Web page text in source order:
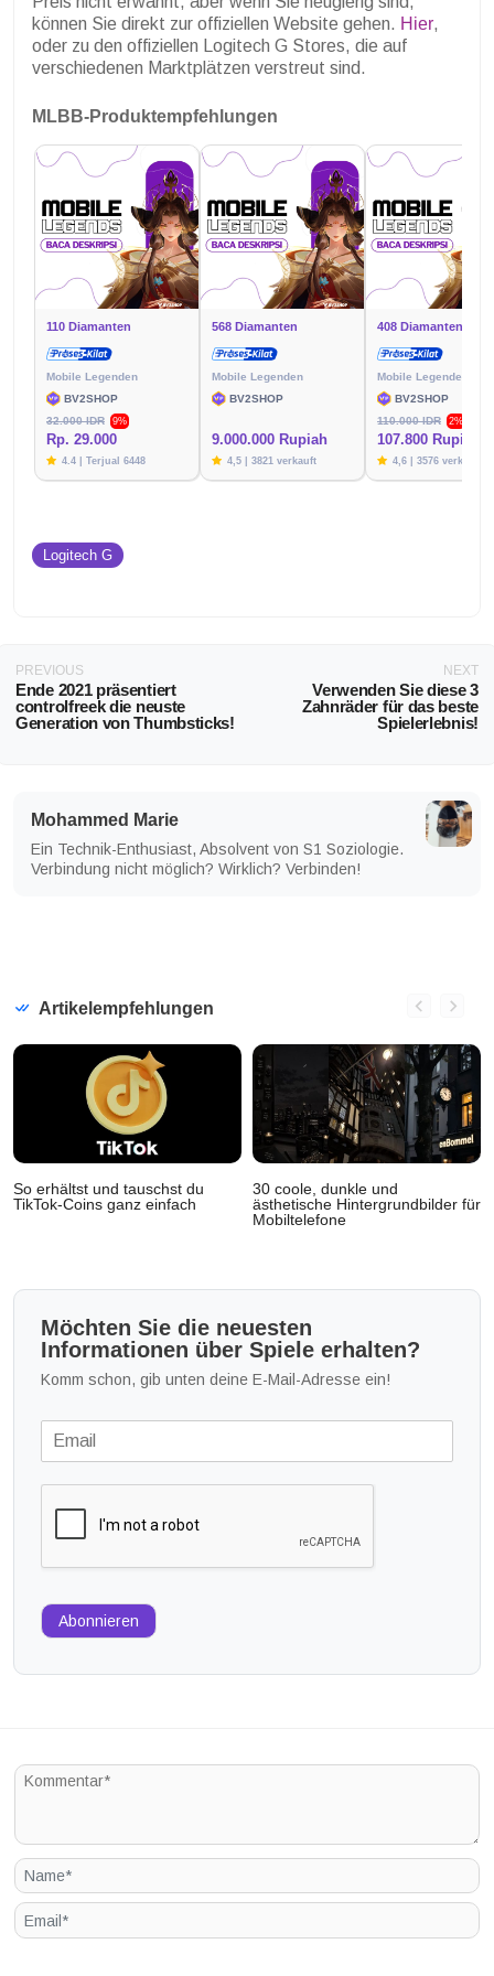
können Sie direkt zur offiziellen Website gehen. Hier,
oder zu den offiziellen Logitech G Stores, die auf
verschiedenen Marktplätzen verstreut sind.
MLBB-Produktempfehlungen
110 Diamanten
Mobile Legenden
BV2SHOP
32.000 IDR
9%
Rp. 29.000
4.4 | Terjual 6448
568 Diamanten
Mobile Legenden
BV2SHOP
9.000.000 Rupiah
4,5 | 3821 verkauft
408 Diamanten
Mobile Legenden
BV2SHOP
110.000 IDR
2%
107.800 Rupien
4,6 | 3576 verkauft
Logitech G
PREVIOUS
Ende 2021 präsentiert
controlfreek die neuste
Generation von Thumbsticks!
NEXT
Verwenden Sie diese 3
Zahnräder für das beste
Spielerlebnis!
Mohammed Marie
Ein Technik-Enthusiast, Absolvent von S1 Soziologie.
Verbindung nicht möglich? Wirklich? Verbinden!
Artikelempfehlungen
So erhältst und tauschst du
TikTok-Coins ganz einfach
30 coole, dunkle und
ästhetische Hintergrundbilder für
Mobiltelefone
Möchten Sie die neuesten
Informationen über Spiele erhalten?
Komm schon, gib unten deine E-Mail-Adresse ein!
Abonnieren